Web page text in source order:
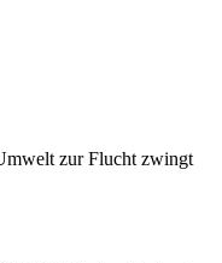
zur Flucht zwingt